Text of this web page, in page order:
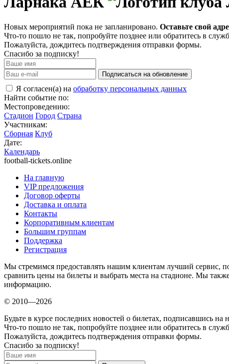
Новых мероприятий пока не запланировано. Оставьте свой
Что-то пошло не так, попробуйте позднее или обратитесь в
Пожалуйста, дождитесь подтверждения отправки формы.
Спасибо за подписку!
Подписаться на обновление
Я согласен(а) на обработку персональных данных
Найти событие по:
Местопроведению:
Стадион Город Страна
Участникам:
Сборная Клуб
Дате:
Календарь
football-tickets.online
На главную
VIP предложения
Договор оферты
Доставка и оплата
Контакты
Корпоративным клиентам
Большим группам
Поддержка
Регистрация
Мы стремимся предоставлять нашим клиентам лучший сервис,
сравнить цены на билеты и выбрать места на стадионе. Мы
информацию.
© 2010—2026
Будьте в курсе последних новостей о билетах, подписавшись на
Что-то пошло не так, попробуйте позднее или обратитесь в
Пожалуйста, дождитесь подтверждения отправки формы.
Спасибо за подписку!